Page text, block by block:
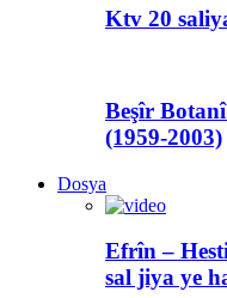
Ktv 20
Beşîr
(1959-2003)
Dosya
Efrîn –
sal jiya ye